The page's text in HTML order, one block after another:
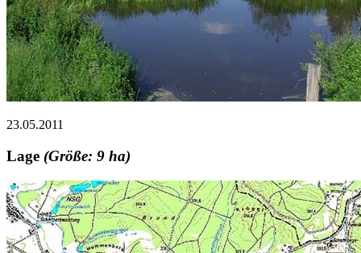
23.05.2011
Lage (Größe: 9 ha)